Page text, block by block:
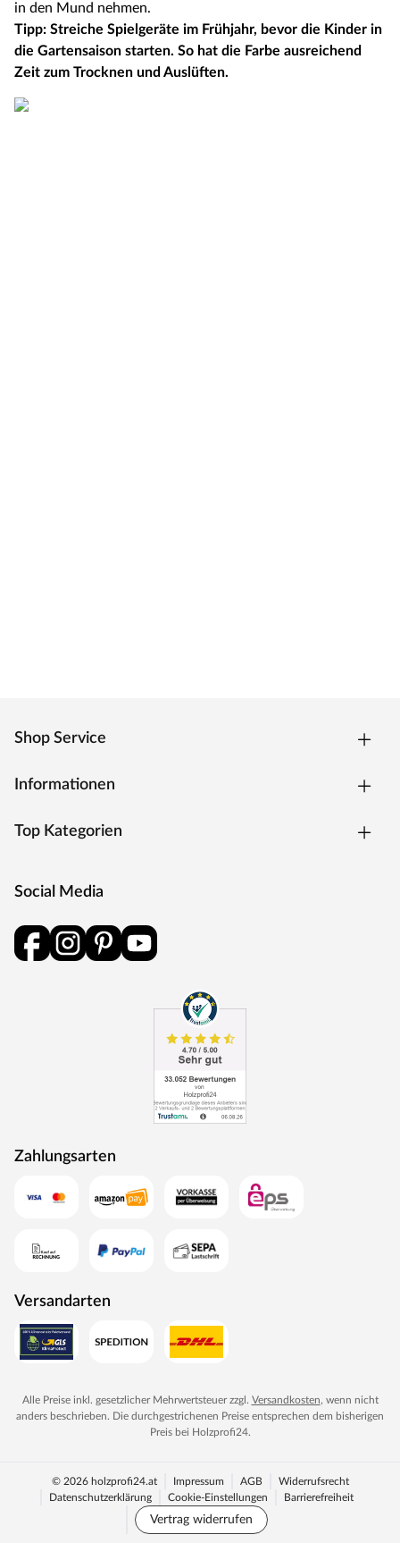
in den Mund nehmen.
Tipp: Streiche Spielgeräte im Frühjahr, bevor die Kinder in
die Gartensaison starten. So hat die Farbe ausreichend
Zeit zum Trocknen und Auslüften.
Shop Service
Informationen
Top Kategorien
Social Media
Zahlungsarten
Versandarten
Alle Preise inkl. gesetzlicher Mehrwertsteuer zzgl. Versandkosten, wenn nicht
anders beschrieben. Die durchgestrichenen Preise entsprechen dem bisherigen
Preis bei Holzprofi24.
© 2026 holzprofi24.at Impressum AGB
Widerrufsrecht
Datenschutzerklärung
Cookie-Einstellungen Barrierefreiheit
Vertrag widerrufen